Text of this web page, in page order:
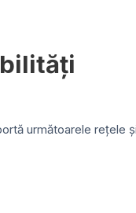
următoarele rețele